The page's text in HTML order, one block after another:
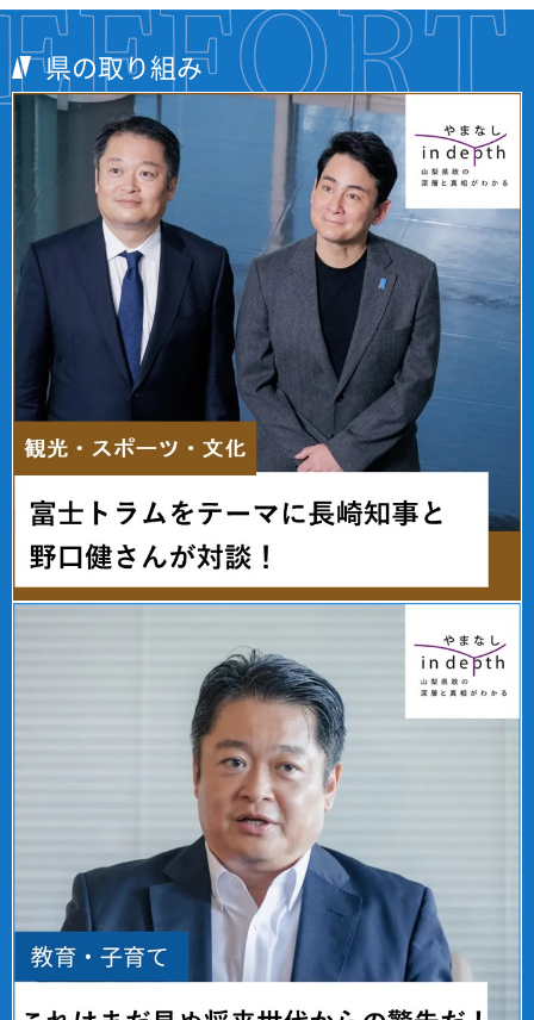
ま
ま
す
を
き
ま
す
ュ
を
開
き
県の取り組み